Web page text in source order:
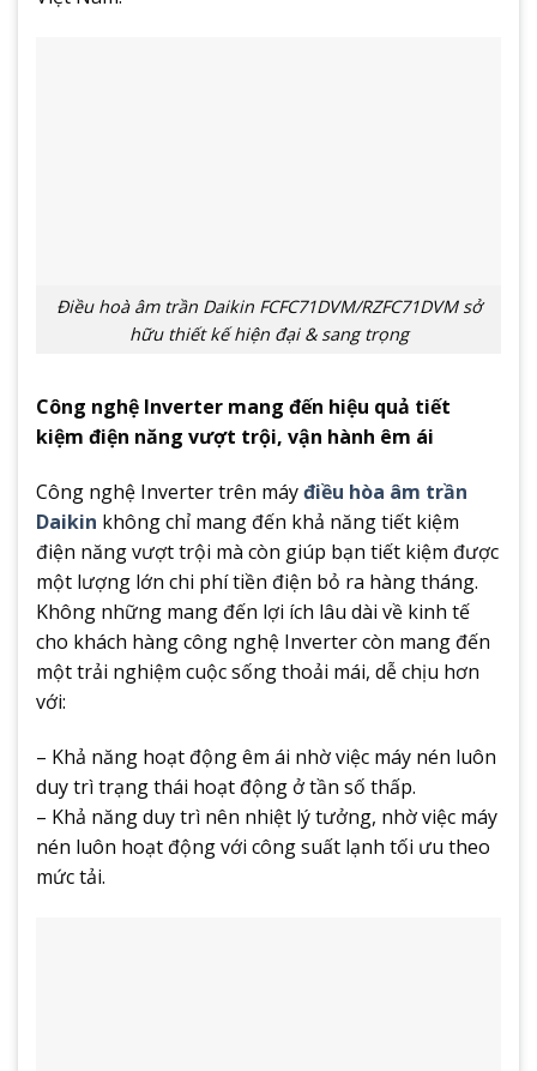
Điều hoà âm trần Daikin FCFC71DVM/RZFC71DVM sở
hữu thiết kế hiện đại & sang trọng
Công nghệ Inverter mang đến hiệu quả tiết
kiệm điện năng vượt trội, vận hành êm ái
Công nghệ Inverter trên máyđiều hòa âm trần
Daikin không chỉ mang đến khả năng tiết kiệm
điện năng vượt trội mà còn giúp bạn tiết kiệm được
một lượng lớn chi phí tiền điện bỏ ra hàng tháng.
Không những mang đến lợi ích lâu dài về kinh tế
cho khách hàng công nghệ Inverter còn mang đến
một trải nghiệm cuộc sống thoải mái, dễ chịu hơn
với:
– Khả năng hoạt động êm ái nhờ việc máy nén luôn
duy trì trạng thái hoạt động ở tần số thấp.
– Khả năng duy trì nên nhiệt lý tưởng, nhờ việc máy
nén luôn hoạt động với công suất lạnh tối ưu theo
mức tải.